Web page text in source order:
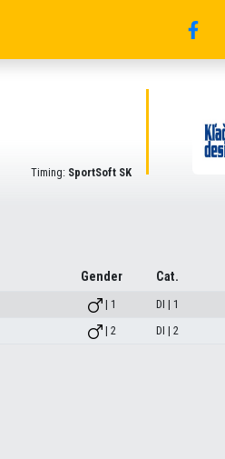
Timing: SportSoft SK
Gender Cat.
| 1 DI | 1
| 2 DI | 2